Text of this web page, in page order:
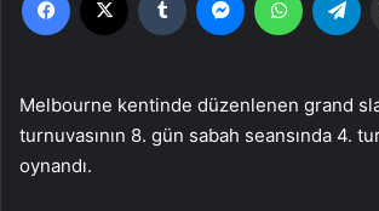
Melbourne kentinde düzenlenen grand
turnuvasının 8. gün sabah seansında 4.
oynandı.